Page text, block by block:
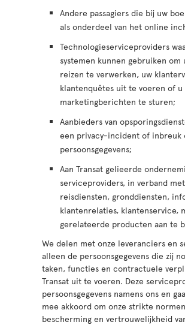
Andere passagiers die bij uw
als onderdeel van het online
Technologieserviceproviders
systemen kunnen gebruiken om
reizen te verwerken, uw
klantenquêtes uit te voeren of u
marketingberichten te sturen;
Aanbieders van
een privacy-incident of inbreuk
persoonsgegevens;
Aan Transat gelieerde
serviceproviders, in verband
reisdiensten, gronddiensten,
klantenrelaties, klantenservice,
gerelateerde producten aan te
We delen met onze leveranciers en
alleen de persoonsgegevens die zij
taken, functies en contractuele
Transat uit te voeren. Deze
persoonsgegevens namens ons en
mee akkoord om onze strikte
bescherming en vertrouwelijkheid